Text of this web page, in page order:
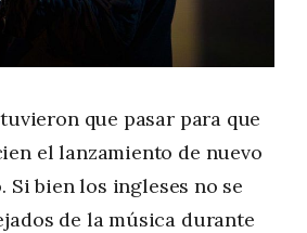
que pasar para que
el lanzamiento de nuevo
bien los ingleses no se
de la música durante